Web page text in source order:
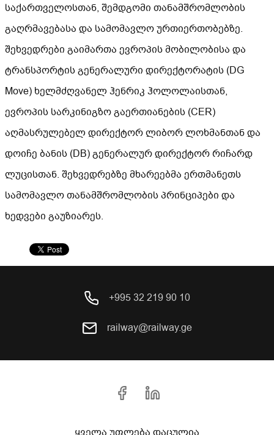
საქართველოსთან, შემდგომი თანამშრომლობის
გაღრმავებასა და სამომავლო ურთიერთობებზე.
შეხვედრები გაიმართა ევროპის მობილობისა და
ტრანსპორტის გენერალური დირექტორატის (DG
Move) ხელმძღვანელ ჰენრიკ ჰოლოლაისთან,
ევროპის სარკინიგზო გაერთიანების (CER)
აღმასრულებელ დირექტორ ლიბორ ლოხმანთან და
დოიჩე ბანის (DB) გენერალურ დირექტორ რიჩარდ
ლუცისთან. შეხვედრებზე მხარეებმა ერთმანეთს
სამომავლო თანამშრომლობის პრინციპები და
ხედვები გაუზიარეს.
+995 32 219 90 10
railway@railway.ge
ყველა უფლება დაცულია